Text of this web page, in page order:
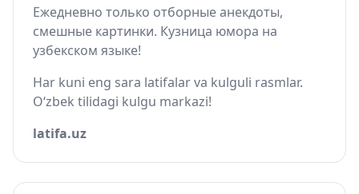
Ежедневно только отборные анекдоты,
смешные картинки. Кузница юмора на
узбекском языке!
Har kuni eng sara latifalar va kulguli rasmlar.
O‘zbek tilidagi kulgu markazi!
latifa.uz